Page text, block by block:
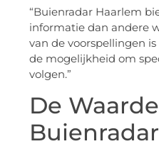
“Buienradar Haarlem
informatie dan andere
van de voorspellingen
de mogelijkheid om
volgen.”
De